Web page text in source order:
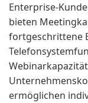
Enterprise-
bieten
fortgeschrittene
ermöglichen